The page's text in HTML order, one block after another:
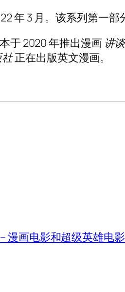
年 3 月。该系列第一部
于 2020 年推出漫画 讲
正在出版英文漫画。
漫画电影和超级英雄电